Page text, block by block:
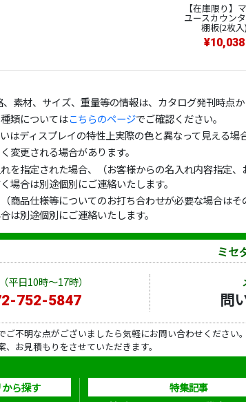
【在庫限り】
ユースカウン
棚板(2枚入)
¥10,038
素材、サイズ、重量等の情報は、カタログ発刊時点
類についてはこちらのページでご確認ください。
はディスプレイの特性上実際の色と異なって見える場
変更される場合があります。
を指定された場合、（お客様からの名入れ内容指定
場合は別途個別にご連絡いたします。
商品仕様等についてのお打ち合わせが必要な場合は
は別途個別にご連絡いたします。
ミセ
平日10時～17時）
752-5847 問
ご不明な点がございましたら気軽にお問い合わせくださ
お見積もりをさせていただきます。
ら探す 特集記事